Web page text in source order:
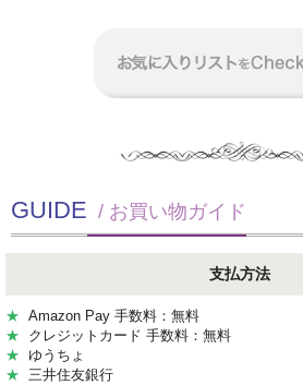
GUIDE / お買い物ガイド
支払方法
★ Amazon Pay 手数料：無料
★ クレジットカード 手数料：無料
★ ゆうちょ
★ 三井住友銀行